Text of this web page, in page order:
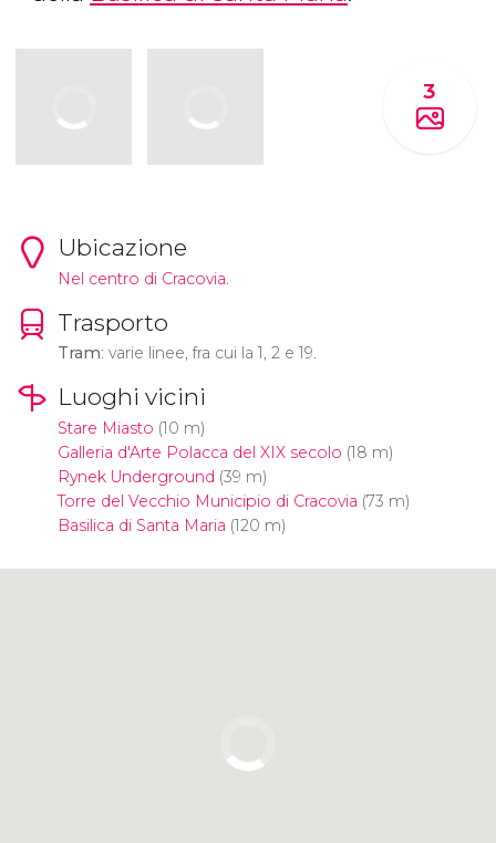
3
Ubicazione
Nel centro di Cracovia.
Trasporto
Tram: varie linee, fra cui la 1, 2 e 19.
Luoghi vicini
Stare Miasto (10 m)
Galleria d'Arte Polacca del XIX secolo (18 m)
Rynek Underground (39 m)
Torre del Vecchio Municipio di Cracovia (73 m)
Basilica di Santa Maria (120 m)